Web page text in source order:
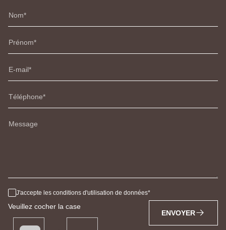
Nom
Prénom
E-mail
Téléphone
Message
J'accepte les conditions d'utilisation de données
Veuillez cocher la case
ENVOYER